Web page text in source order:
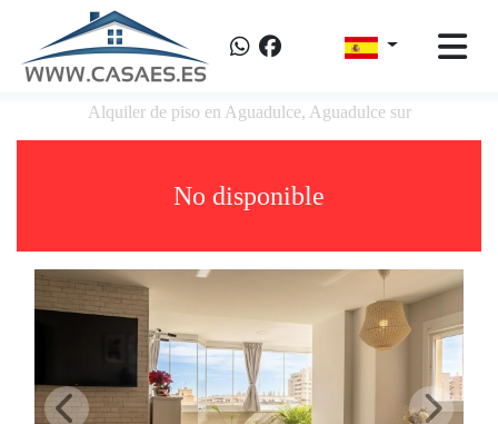
Alquiler de piso en Aguadulce, Aguadulce sur
No disponible